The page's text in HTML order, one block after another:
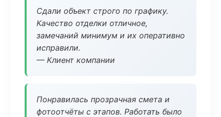
Сдали объект строго по графику.
Качество отделки отличное,
замечаний минимум и их оперативно
исправили.
— Клиент компании
Понравилась прозрачная смета и
фотоотчёты с этапов. Работать было